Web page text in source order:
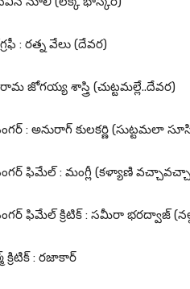
: రత్న వేలు (దేవర)
రామ జోగయ్య శాస్త్రి (చుట్టమల్లే..దేవర)
: అనురాగ్ కులకర్ణి (సుట్టమలా
సింగర్ ఫిమేల్ : మంగ్లీ (కళ్యాణి
ఫిమేల్ క్రిటిక్ : సమీరా భరద్వాజ్
క్రిటిక్ : రజాకార్